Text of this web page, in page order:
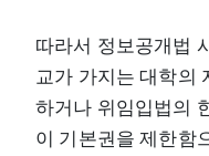
따라서 정보공개법
교가 가지는 대학의
하거나 위임입법의
이 기본권을 제한함